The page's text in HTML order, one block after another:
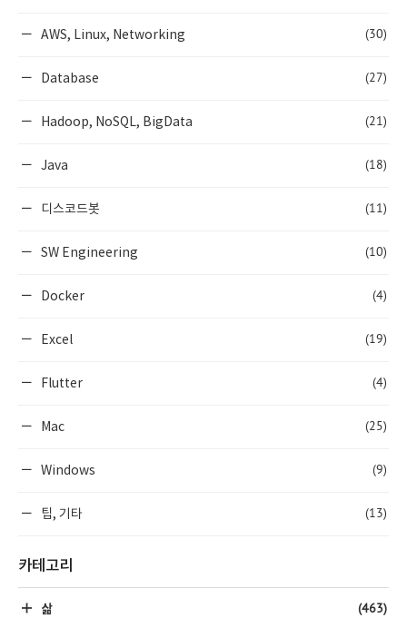
AWS, Linux, Networking (30)
Database (27)
Hadoop, NoSQL, BigData (21)
Java (18)
디스코드봇 (11)
SW Engineering (10)
Docker (4)
Excel (19)
Flutter (4)
Mac (25)
Windows (9)
팁, 기타 (13)
카테고리
삶 (463)